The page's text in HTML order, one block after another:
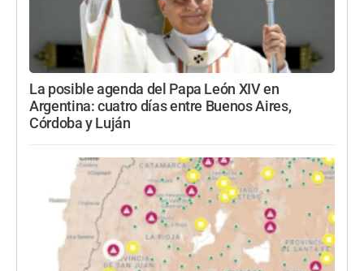
La posible agenda del Papa León XIV en
Argentina: cuatro días entre Buenos Aires,
Córdoba y Luján